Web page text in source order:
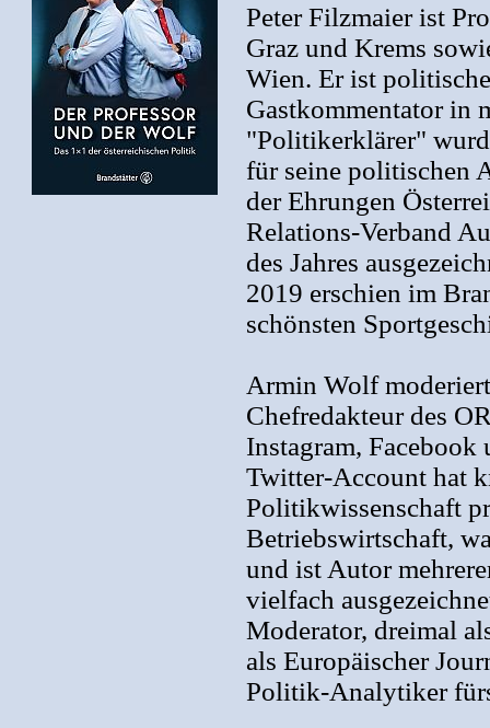
Peter Filzmaier ist
Graz und Krems
Wien. Er ist
Gastkommentator in
"Politikerklärer"
für seine politischen
der Ehrungen
Relations-Verband
des Jahres
2019 erschien im
schönsten
Armin Wolf
Chefredakteur des
Instagram,
Twitter-Account hat
Politikwissenschaft
Betriebswirtschaft,
und ist Autor
vielfach
Moderator, dreimal
als Europäischer
Politik-Analytiker